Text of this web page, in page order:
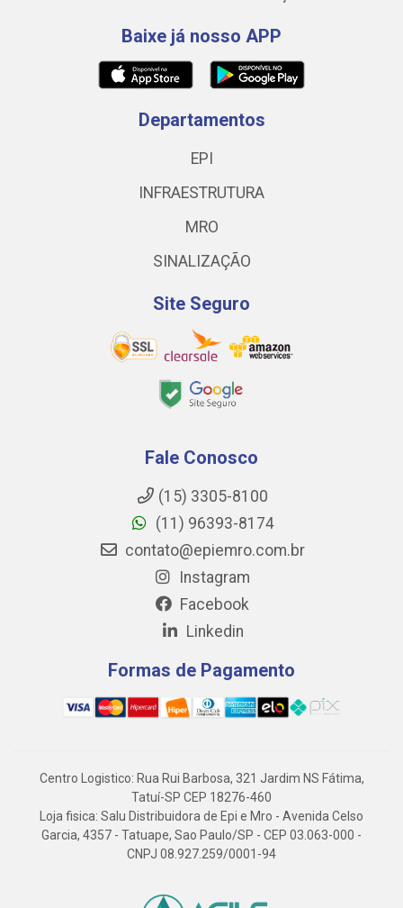
Baixe já nosso APP
Departamentos
EPI
INFRAESTRUTURA
MRO
SINALIZAÇÃO
Site Seguro
Fale Conosco
(15) 3305-8100
(11) 96393-8174
contato@epiemro.com.br
Instagram
Facebook
Linkedin
Formas de Pagamento
Centro Logistico: Rua Rui Barbosa, 321 Jardim NS Fátima,
Tatuí-SP CEP 18276-460
Loja fisica: Salu Distribuidora de Epi e Mro - Avenida Celso
Garcia, 4357 - Tatuape, Sao Paulo/SP - CEP 03.063-000 -
CNPJ 08.927.259/0001-94